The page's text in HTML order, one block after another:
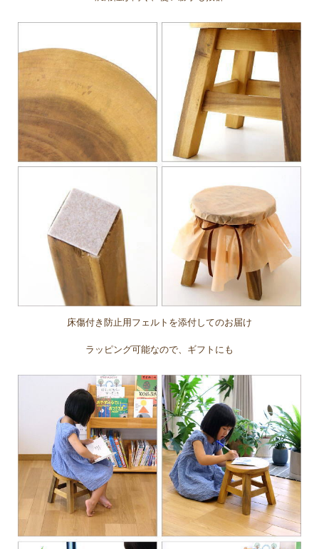
床傷付き防止用フェルトを添付してのお届け
ラッピング可能なので、ギフトにも